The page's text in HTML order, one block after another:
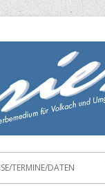
TERMINE/DATEN